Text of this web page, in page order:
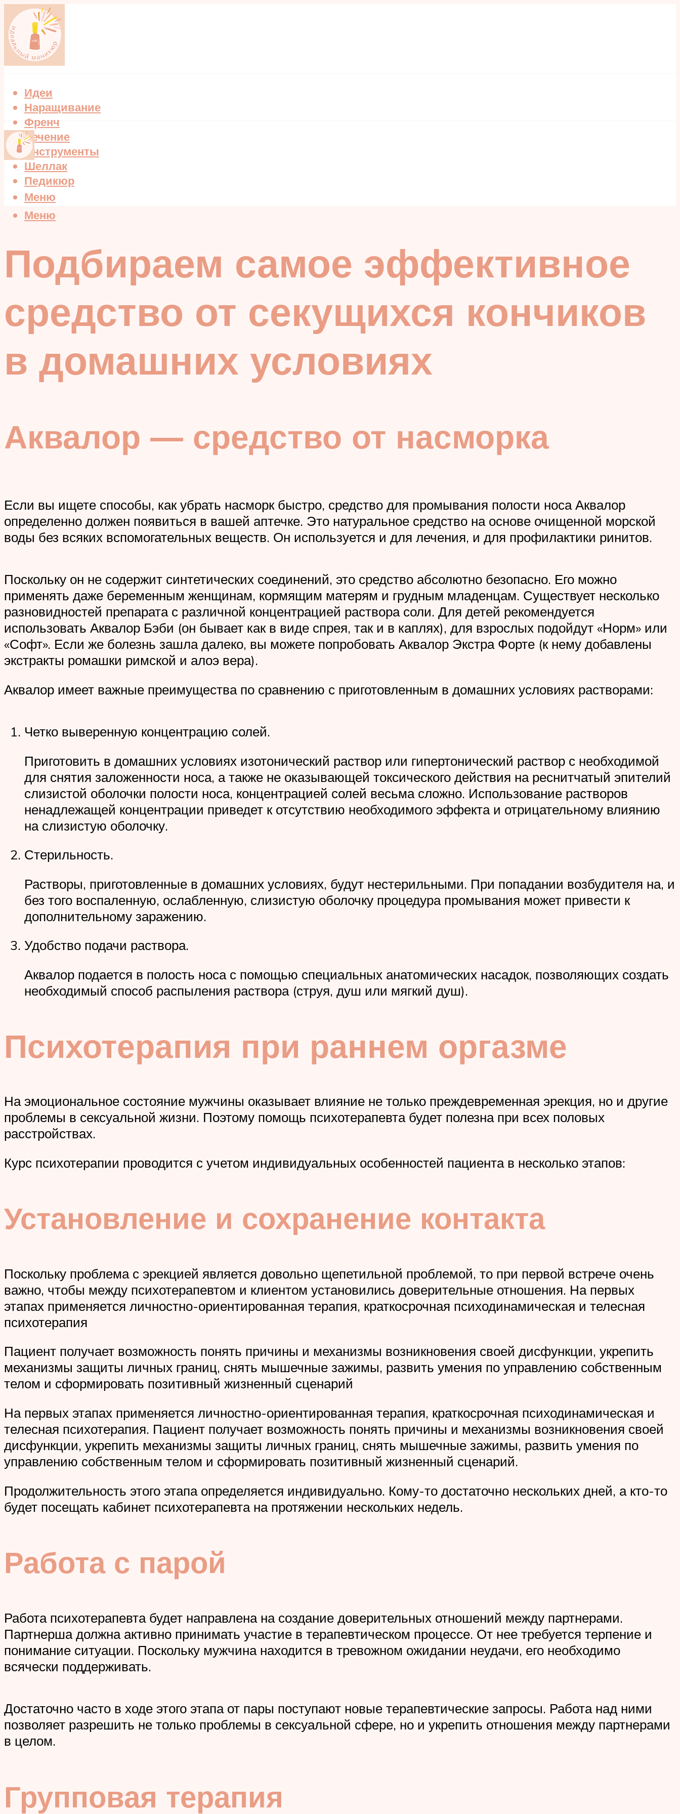
Идеи
Наращивание
Френч
Лечение
Инструменты
Шеллак
Педикюр
Меню
Меню
Подбираем самое эффективное
средство от секущихся кончиков
в домашних условиях
Аквалор — средство от насморка
Если вы ищете способы, как убрать насморк быстро, средство для промывания полости носа Аквалор
определенно должен появиться в вашей аптечке. Это натуральное средство на основе очищенной морской
воды без всяких вспомогательных веществ. Он используется и для лечения, и для профилактики ринитов.
Поскольку он не содержит синтетических соединений, это средство абсолютно безопасно. Его можно
применять даже беременным женщинам, кормящим матерям и грудным младенцам. Существует несколько
разновидностей препарата с различной концентрацией раствора соли. Для детей рекомендуется
использовать Аквалор Бэби (он бывает как в виде спрея, так и в каплях), для взрослых подойдут «Норм» или
«Софт». Если же болезнь зашла далеко, вы можете попробовать Аквалор Экстра Форте (к нему добавлены
экстракты ромашки римской и алоэ вера).
Аквалор имеет важные преимущества по сравнению с приготовленным в домашних условиях растворами:
Четко выверенную концентрацию солей.
Приготовить в домашних условиях изотонический раствор или гипертонический раствор с необходимой
для снятия заложенности носа, а также не оказывающей токсического действия на реснитчатый эпителий
слизистой оболочки полости носа, концентрацией солей весьма сложно. Использование растворов
ненадлежащей концентрации приведет к отсутствию необходимого эффекта и отрицательному влиянию
на слизистую оболочку.
Стерильность.
Растворы, приготовленные в домашних условиях, будут нестерильными. При попадании возбудителя на, и
без того воспаленную, ослабленную, слизистую оболочку процедура промывания может привести к
дополнительному заражению.
Удобство подачи раствора.
Аквалор подается в полость носа с помощью специальных анатомических насадок, позволяющих создать
необходимый способ распыления раствора (струя, душ или мягкий душ).
Психотерапия при раннем оргазме
На эмоциональное состояние мужчины оказывает влияние не только преждевременная эрекция, но и другие
проблемы в сексуальной жизни. Поэтому помощь психотерапевта будет полезна при всех половых
расстройствах.
Курс психотерапии проводится с учетом индивидуальных особенностей пациента в несколько этапов:
Установление и сохранение контакта
Поскольку проблема с эрекцией является довольно щепетильной проблемой, то при первой встрече очень
важно, чтобы между психотерапевтом и клиентом установились доверительные отношения. На первых
этапах применяется личностно-ориентированная терапия, краткосрочная психодинамическая и телесная
психотерапия
Пациент получает возможность понять причины и механизмы возникновения своей дисфункции, укрепить
механизмы защиты личных границ, снять мышечные зажимы, развить умения по управлению собственным
телом и сформировать позитивный жизненный сценарий
На первых этапах применяется личностно-ориентированная терапия, краткосрочная психодинамическая и
телесная психотерапия. Пациент получает возможность понять причины и механизмы возникновения своей
дисфункции, укрепить механизмы защиты личных границ, снять мышечные зажимы, развить умения по
управлению собственным телом и сформировать позитивный жизненный сценарий.
Продолжительность этого этапа определяется индивидуально. Кому-то достаточно нескольких дней, а кто-то
будет посещать кабинет психотерапевта на протяжении нескольких недель.
Работа с парой
Работа психотерапевта будет направлена на создание доверительных отношений между партнерами.
Партнерша должна активно принимать участие в терапевтическом процессе. От нее требуется терпение и
понимание ситуации. Поскольку мужчина находится в тревожном ожидании неудачи, его необходимо
всячески поддерживать.
Достаточно часто в ходе этого этапа от пары поступают новые терапевтические запросы. Работа над ними
позволяет разрешить не только проблемы в сексуальной сфере, но и укрепить отношения между партнерами
в целом.
Групповая терапия